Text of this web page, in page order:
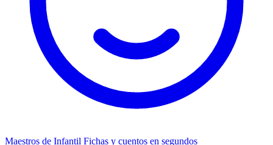
Maestros de Infantil Fichas y cuentos en segundos